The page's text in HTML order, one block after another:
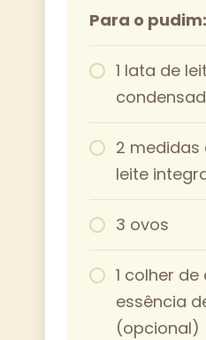
Para o pudim:
1 lata de
2
leite
3 ovos
1 colher
essência
(opcional)